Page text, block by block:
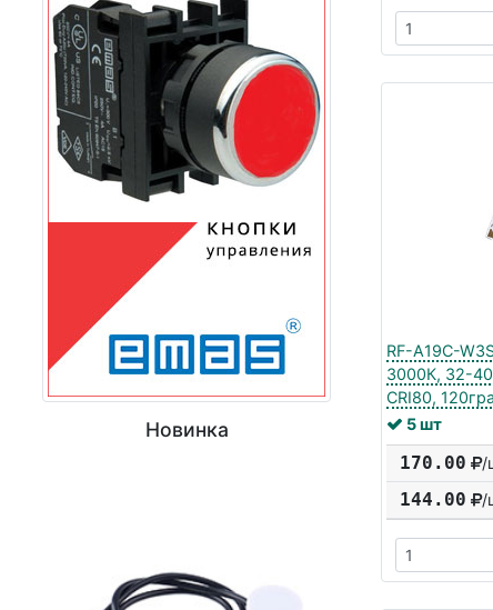
Новинка
RF-A19C-
3000К, 32-
CRI80,
5 шт
170.00 /
144.00 /